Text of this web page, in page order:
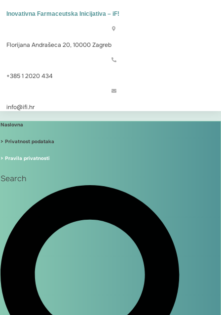
Inovativna Farmaceutska Inicijativa – iF!
Florijana Andrašeca 20, 10000 Zagreb
+385 1 2020 434
info@ifi.hr
Naslovna
> Privatnost podataka
> Pravila privatnosti
Search